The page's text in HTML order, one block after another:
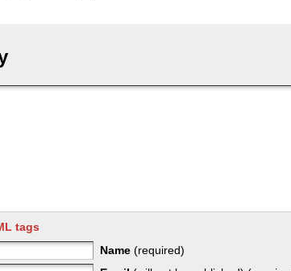
tags
Name (required)